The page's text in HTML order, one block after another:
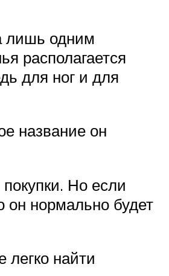
лишь одним
располагается
для ног и для
название он
Но если
он нормально будет
легко найти